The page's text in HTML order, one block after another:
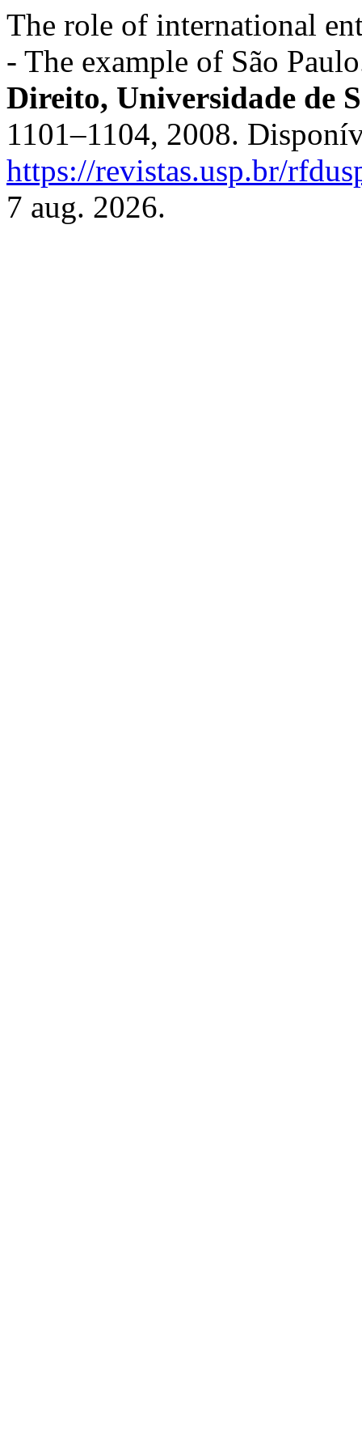
The role of international
- The example of São
Direito, Universidade de
1101–1104, 2008.
https://revistas.usp.br/
7 aug. 2026.